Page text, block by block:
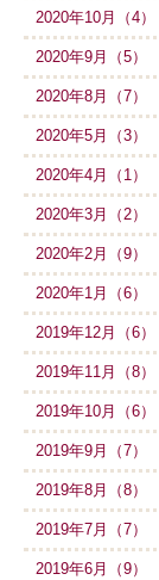
2020年10月（4）
2020年9月（5）
2020年8月（7）
2020年5月（3）
2020年4月（1）
2020年3月（2）
2020年2月（9）
2020年1月（6）
2019年12月（6）
2019年11月（8）
2019年10月（6）
2019年9月（7）
2019年8月（8）
2019年7月（7）
2019年6月（9）